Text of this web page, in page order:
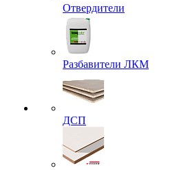
Отвердители
Разбавители ЛКМ
ДСП